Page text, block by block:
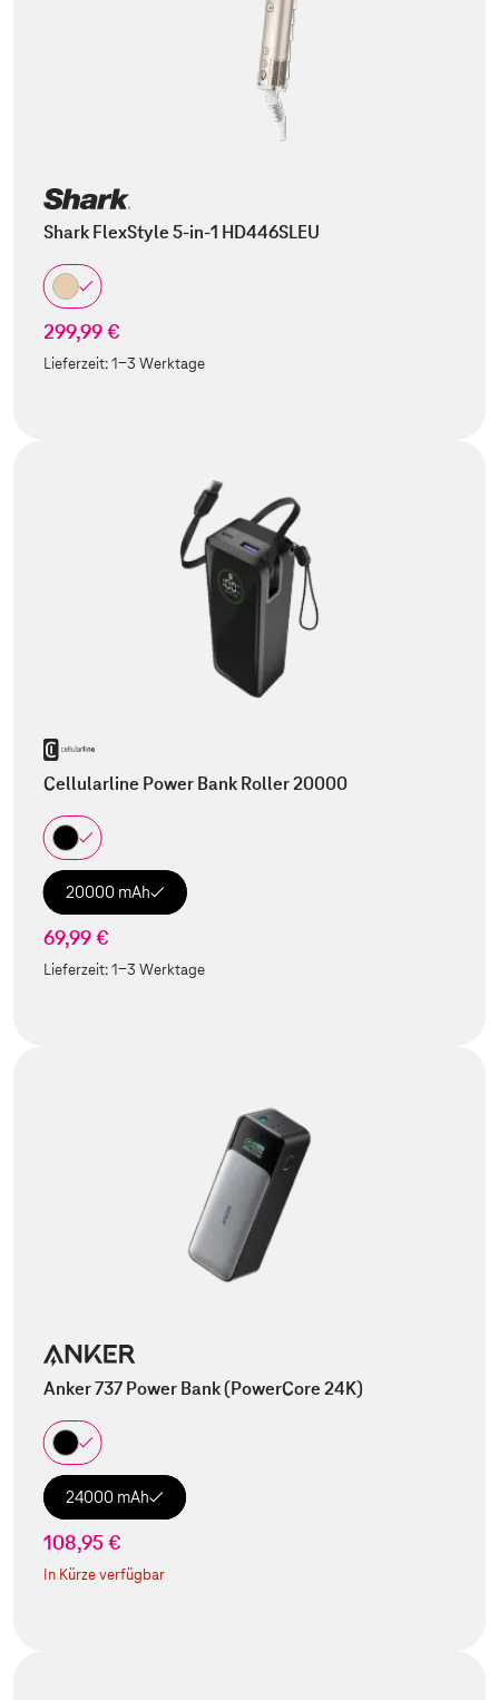
Shark FlexStyle 5-in-1 HD446SLEU
299,99 €
Lieferzeit:1-3 Werktage
Cellularline Power Bank Roller 20000
20000 mAh
69,99 €
Lieferzeit:1-3 Werktage
Anker 737 Power Bank (PowerCore 24K)
24000 mAh
108,95 €
In Kürze verfügbar